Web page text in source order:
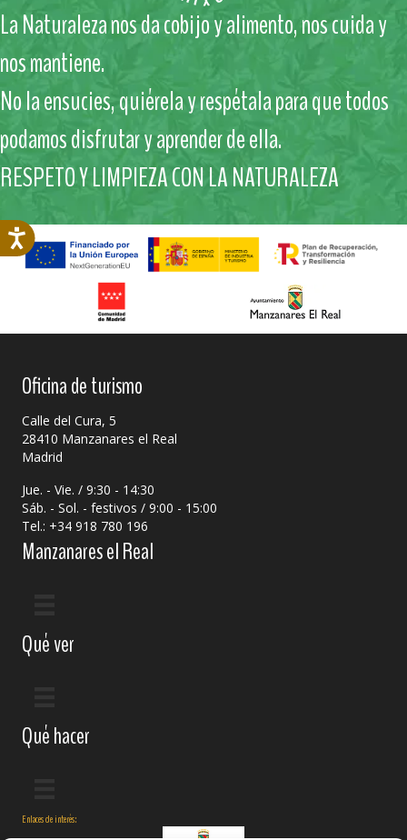
La Naturaleza nos da cobijo y alimento, nos cuida y
nos mantiene.
No la ensucies, quiérela y respétala para que todos
podamos disfrutar y aprender de ella.
RESPETO Y LIMPIEZA CON LA NATURALEZA
Oficina de turismo
Calle del Cura, 5
28410 Manzanares el Real
Madrid
Jue. - Vie. / 9:30 - 14:30
Sáb. - Sol. - festivos / 9:00 - 15:00
Tel.: +34 918 780 196
Manzanares el Real
Qué ver
Qué hacer
Enlaces de interés: